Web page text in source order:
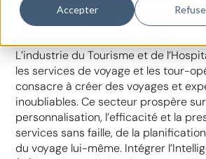
Accepter
Expériences de voyage
L’industrie du Tourisme et de
les services de voyage et les tour-
consacre à créer des voyages et
inoubliables. Ce secteur prospère
personnalisation, l’efficacité et la
services sans faille, de la
du voyage lui-même. Intégrer